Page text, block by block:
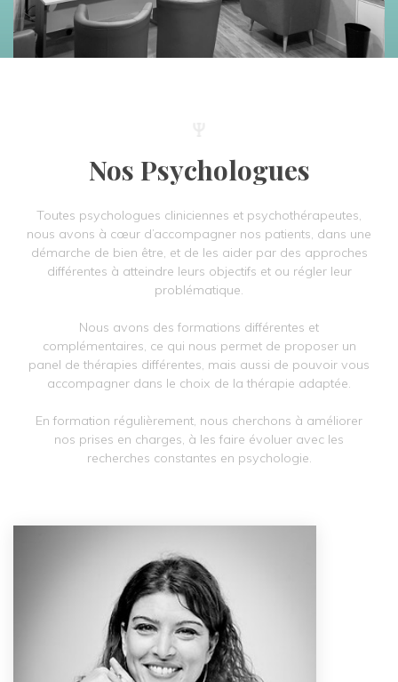
Nos Psychologues
Toutes psychologues cliniciennes et psychothérapeutes,
nous avons à cœur d’accompagner nos patients, dans une
démarche de bien être, et de les aider par des approches
différentes à atteindre leurs objectifs et ou régler leur
problématique.
Nous avons des formations différentes et
complémentaires, ce qui nous permet de proposer un
panel de thérapies différentes, mais aussi de pouvoir vous
accompagner dans le choix de la thérapie adaptée.
En formation régulièrement, nous cherchons à améliorer
nos prises en charges, à les faire évoluer avec les
recherches constantes en psychologie.